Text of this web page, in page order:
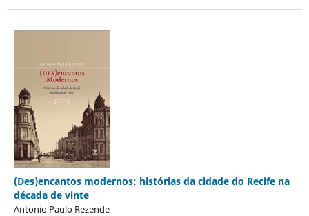
(Des)encantos modernos: histórias da cidade do Recife na
década de vinte
Antonio Paulo Rezende